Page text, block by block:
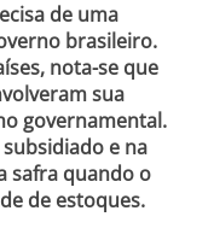
de uma
brasileiro.
nota-se que
sua
governamental.
e na
safra quando o
de estoques.